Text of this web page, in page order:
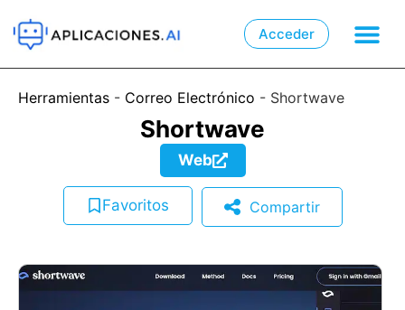
Acceder
Herramientas - Correo Electrónico - Shortwave
Shortwave
Web
Favoritos Compartir